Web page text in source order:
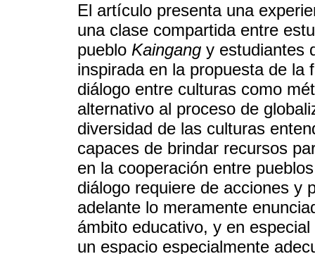
El artículo presenta una
una clase compartida entre
pueblo Kaingang y estudiantes
inspirada en la propuesta de la
diálogo entre culturas como
alternativo al proceso de
diversidad de las culturas
capaces de brindar recursos
en la cooperación entre
diálogo requiere de acciones y
adelante lo meramente
ámbito educativo, y en
un espacio especialmente